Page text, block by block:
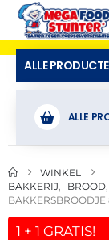
ALLE
ALLE
WINKEL
BAKKERIJ
BROOD
BAKKERSBROODJE
1 + 1 GRATIS!